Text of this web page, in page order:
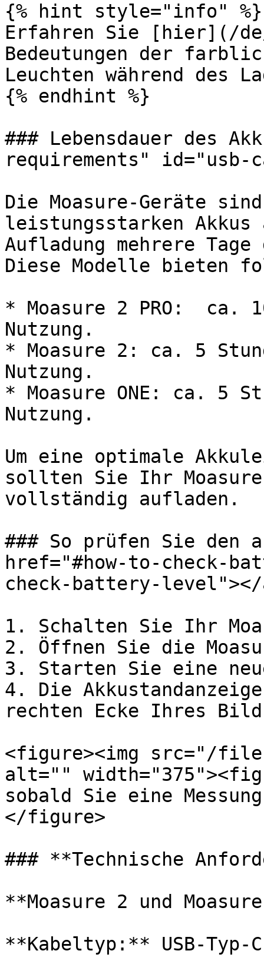
{% hint style="info" %}
Erfahren Sie [hier](/
Bedeutungen der
Leuchten während des
{% endhint %}
### Lebensdauer des
requirements" id="usb-
Die Moasure-Geräte
leistungsstarken
Aufladung mehrere
Diese Modelle bieten
* Moasure 2 PRO:  ca.
Nutzung.
* Moasure 2: ca. 5
Nutzung.
* Moasure ONE: ca. 5
Nutzung.
Um eine optimale
sollten Sie Ihr
vollständig aufladen.
### So prüfen Sie den
href="#how-to-check-
check-battery-level"></
1. Schalten Sie Ihr
2. Öffnen Sie die
3. Starten Sie eine
4. Die
rechten Ecke Ihres
<figure><img src="/files/
alt=""
sobald Sie eine
</figure>
### **Technische
**Moasure 2 und
**Kabeltyp:** USB-Typ-C